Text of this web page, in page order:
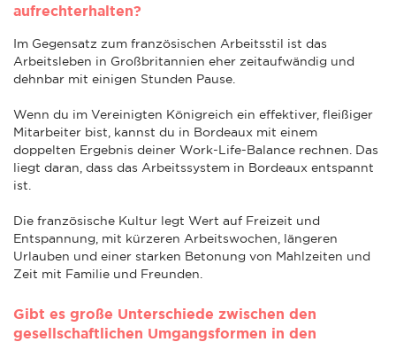
aufrechterhalten?
Im Gegensatz zum französischen Arbeitsstil ist das
Arbeitsleben in Großbritannien eher zeitaufwändig und
dehnbar mit einigen Stunden Pause.
Wenn du im Vereinigten Königreich ein effektiver, fleißiger
Mitarbeiter bist, kannst du in Bordeaux mit einem
doppelten Ergebnis deiner Work-Life-Balance rechnen. Das
liegt daran, dass das Arbeitssystem in Bordeaux entspannt
ist.
Die französische Kultur legt Wert auf Freizeit und
Entspannung, mit kürzeren Arbeitswochen, längeren
Urlauben und einer starken Betonung von Mahlzeiten und
Zeit mit Familie und Freunden.
Gibt es große Unterschiede zwischen den
gesellschaftlichen Umgangsformen in den